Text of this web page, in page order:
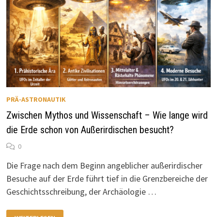
PRÄ-ASTRONAUTIK
Zwischen Mythos und Wissenschaft – Wie lange wird
die Erde schon von Außerirdischen besucht?
0
Die Frage nach dem Beginn angeblicher außerirdischer
Besuche auf der Erde führt tief in die Grenzbereiche der
Geschichtsschreibung, der Archäologie …
ZWISCHEN